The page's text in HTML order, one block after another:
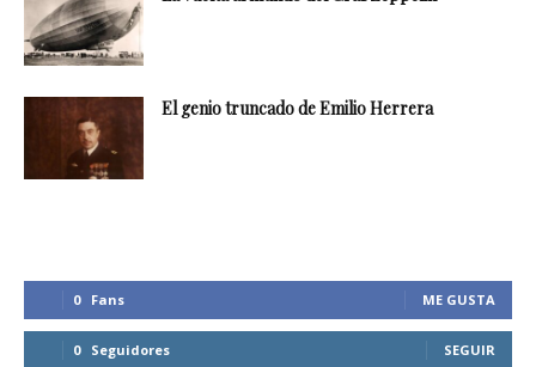
El genio truncado de Emilio Herrera
0 Fans ME GUSTA
0 Seguidores SEGUIR